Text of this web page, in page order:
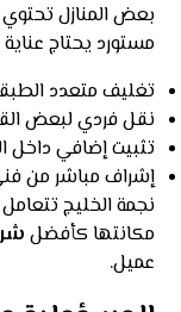
بعض المنازل
مستورد يحتاج
تغليف متعدد
نقل فردي لبعض
تثبيت إضافي داخل
إشراف مباشر من
نجمة الخليج تتعامل
مكانتها كأفضل
عميل.